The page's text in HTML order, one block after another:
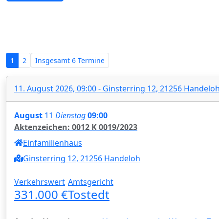
1 2 Insgesamt 6 Termine
11. August 2026, 09:00 - Ginsterring 12, 21256 Handeloh
August 11 Dienstag09:00
Aktenzeichen: 0012 K 0019/2023
Einfamilienhaus
Ginsterring 12, 21256 Handeloh
Verkehrswert
331.000 €
Amtsgericht
Tostedt